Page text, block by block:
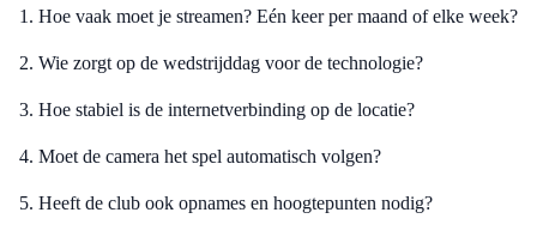
Hoe vaak moet je streamen? Eén keer per maand of elke week?
Wie zorgt op de wedstrijddag voor de technologie?
Hoe stabiel is de internetverbinding op de locatie?
Moet de camera het spel automatisch volgen?
Heeft de club ook opnames en hoogtepunten nodig?